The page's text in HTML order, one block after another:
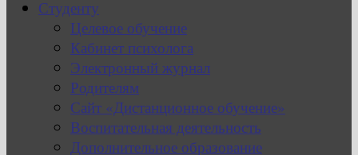
Студенту
Целевое обучение
Кабинет психолога
Электронный журнал
Родителям
Сайт «Дистанционное обучение»
Воспитательная деятельность
Дополнительное образование